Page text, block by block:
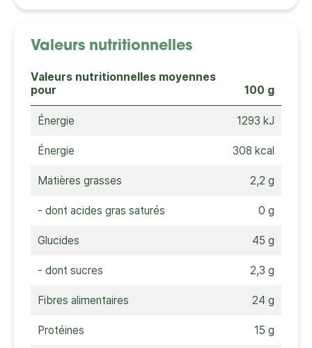
Valeurs nutritionnelles
Valeurs nutritionnelles moyennes
pour
100 g
Énergie 1293 kJ
Énergie 308 kcal
Matières grasses 2,2 g
- dont acides gras saturés 0 g
Glucides 45 g
- dont sucres 2,3 g
Fibres alimentaires 24 g
Protéines 15 g